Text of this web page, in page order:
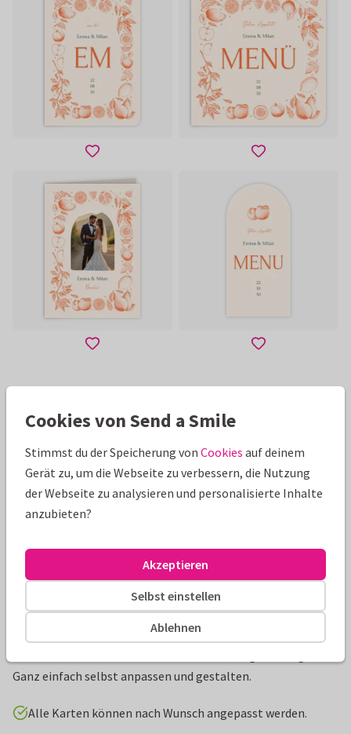
Produktinformation
Fruchtige Save-the-Date-Karte passend zu deiner
Ganz einfach selbst anpassen und gestalten.
Alle Karten können nach Wunsch angepasst werden.
Cookies von Send a Smile
Stimmst du der Speicherung von Cookies auf deinem
Gerät zu, um die Webseite zu verbessern, die Nutzung
der Webseite zu analysieren und personalisierte Inhalte
anzubieten?
Ablehnen
Selbst einstellen
Akzeptieren